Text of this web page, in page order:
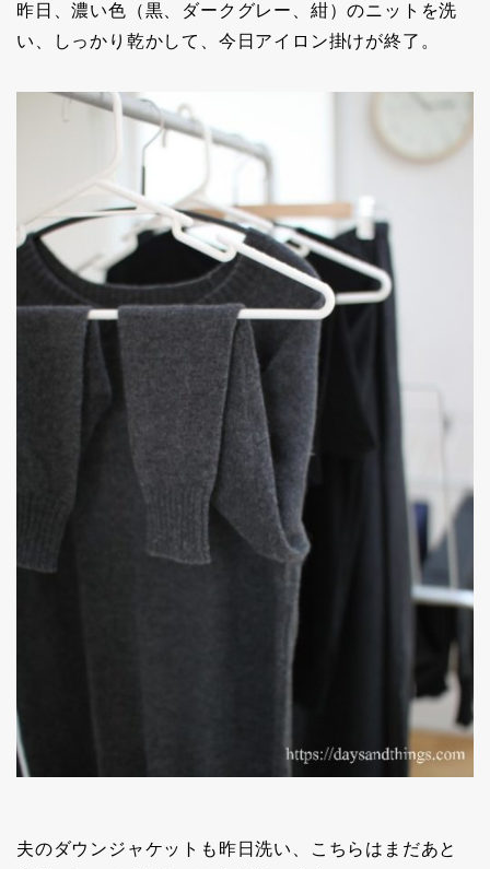
昨日、濃い色（黒、ダークグレー、紺）のニットを洗
い、しっかり乾かして、今日アイロン掛けが終了。
夫のダウンジャケットも昨日洗い、こちらはまだあと